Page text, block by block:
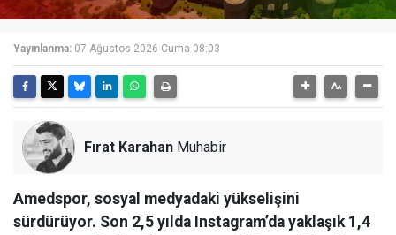
Yayınlanma: 07 Ağustos 2026 Cuma 08:03
Fırat Karahan Muhabir
Amedspor, sosyal medyadaki yükselişini
sürdürüyor. Son 2,5 yılda Instagram’da yaklaşık 1,4